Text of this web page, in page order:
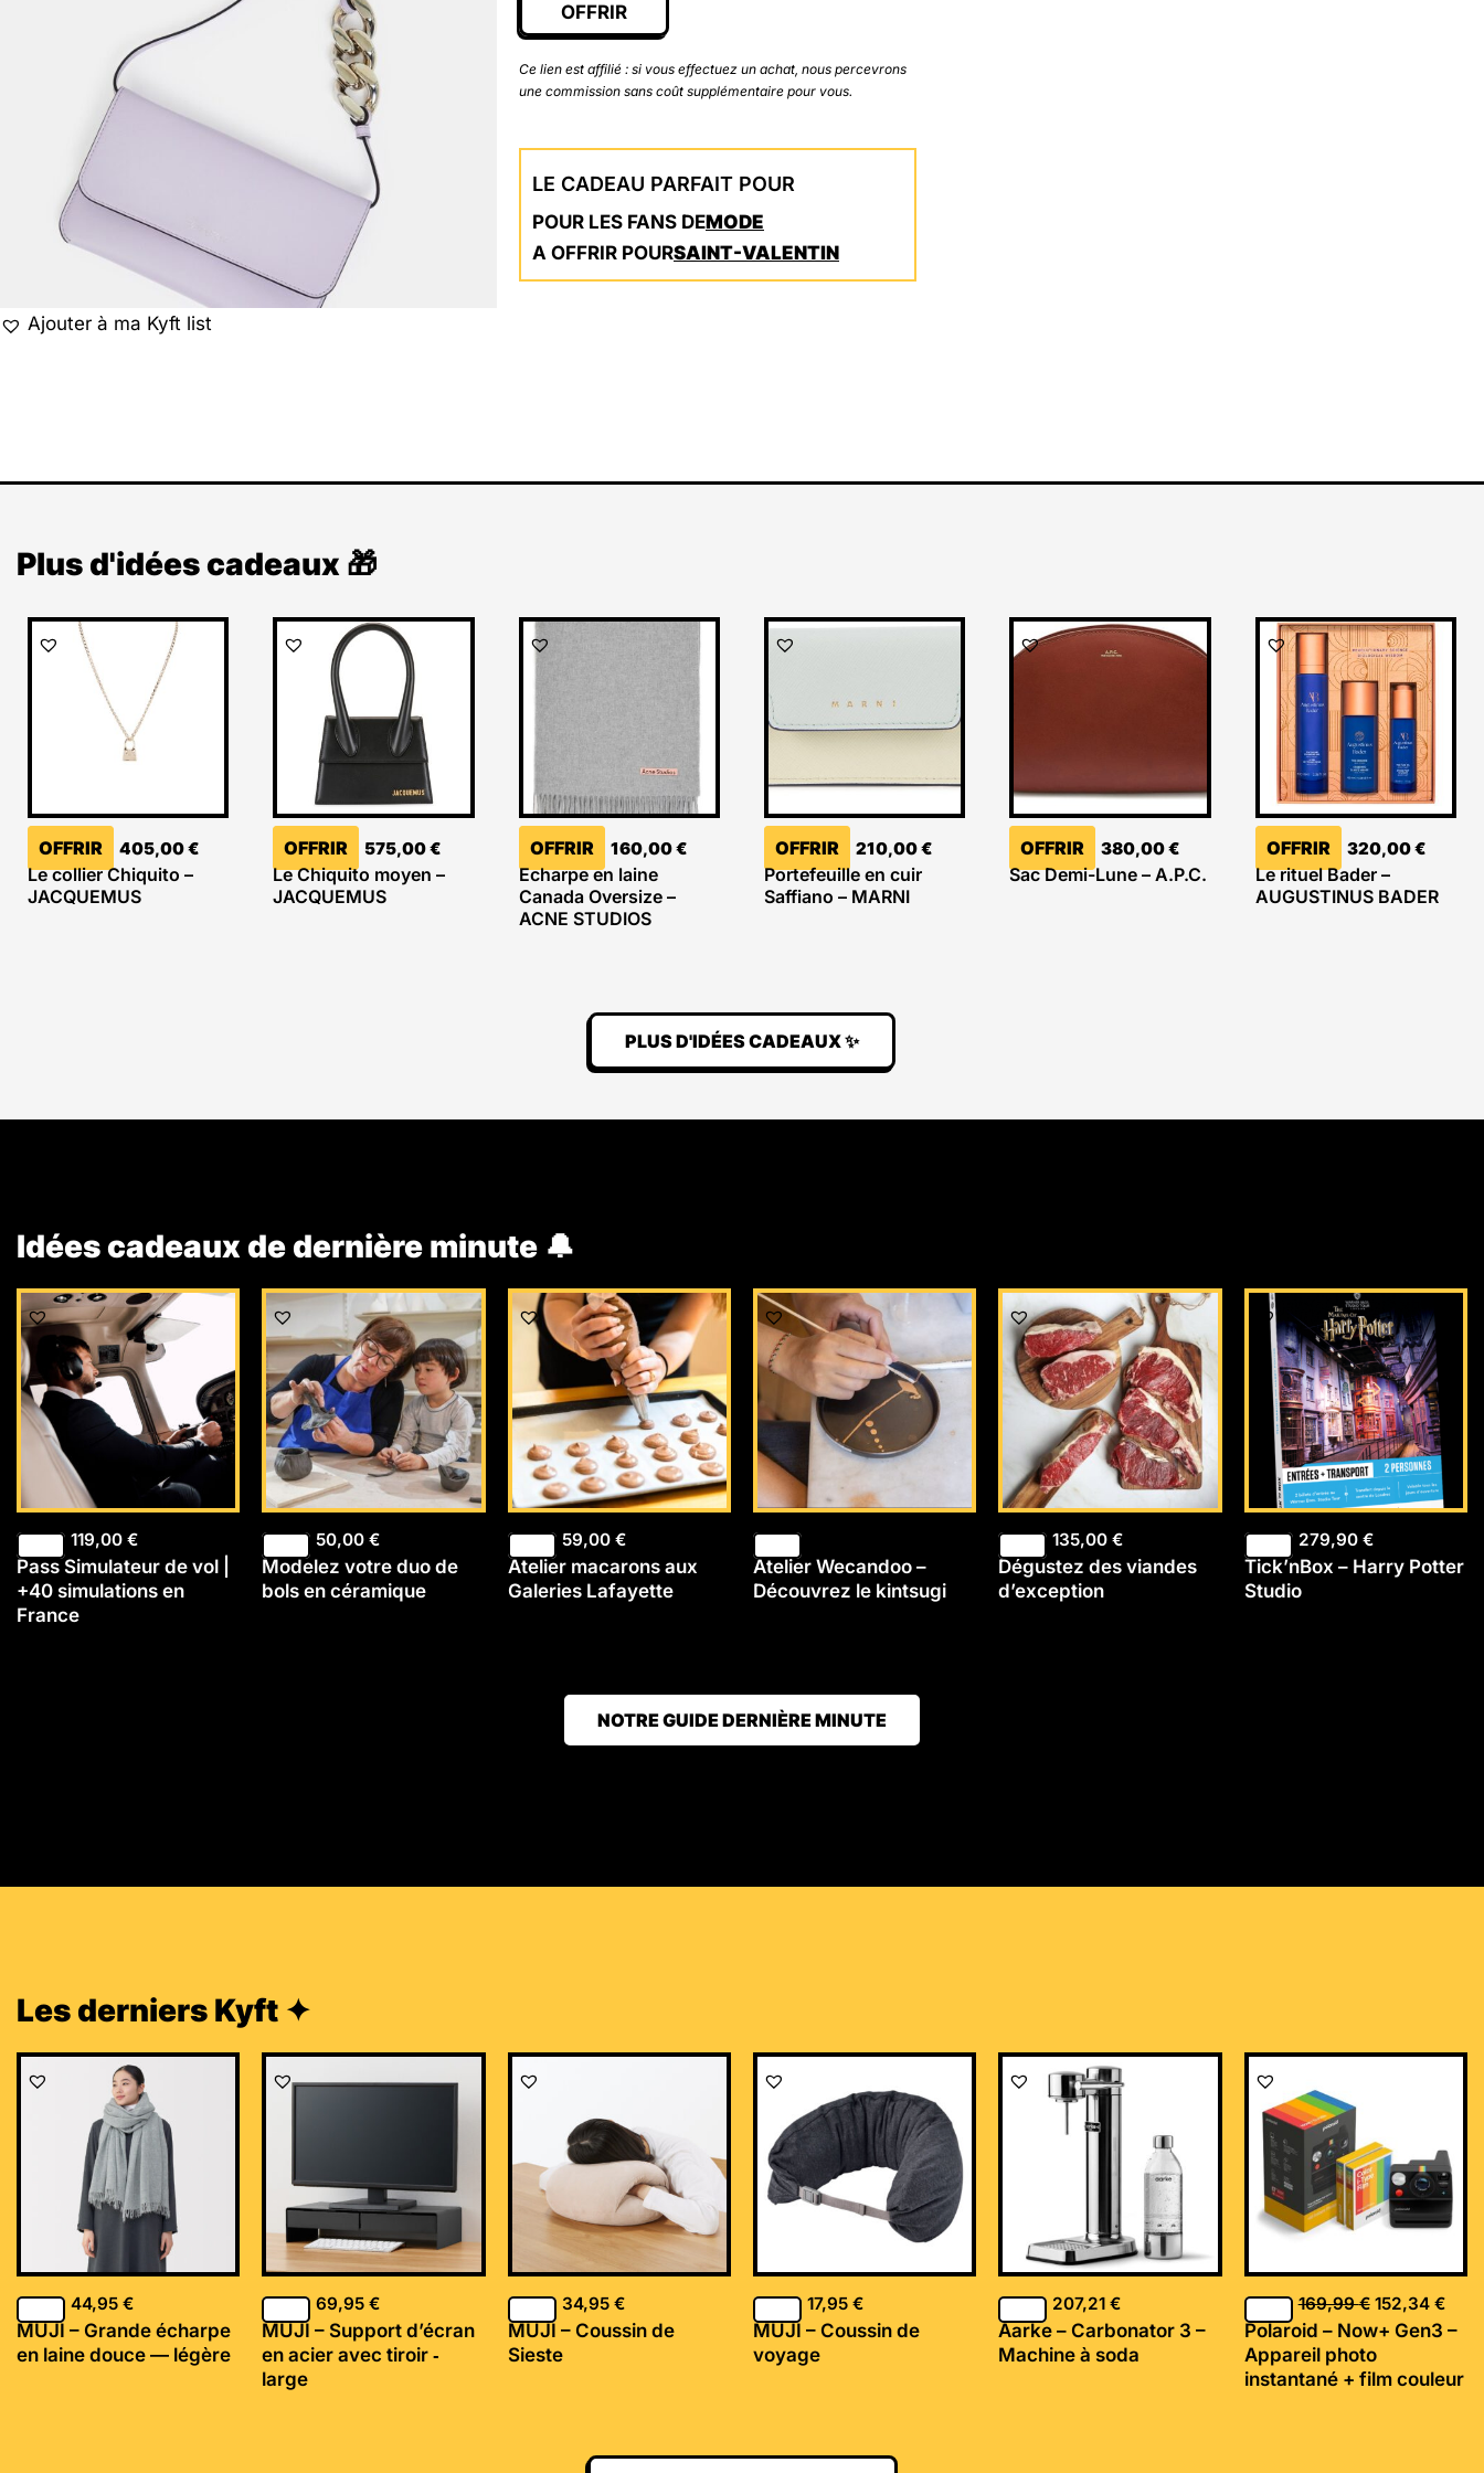
Ajouter à ma Kyft list
OFFRIR
Ce lien est affilié : si vous effectuez un achat, nous percevrons
une commission sans coût supplémentaire pour vous.
LE CADEAU PARFAIT POUR
POUR LES FANS DEMODE
A OFFRIR POURSAINT-VALENTIN
Plus d'idées cadeaux 🎁
OFFRIR 405,00€
Le collier Chiquito –
JACQUEMUS
OFFRIR 575,00€
Le Chiquito moyen –
JACQUEMUS
OFFRIR 160,00€
Echarpe en laine
Canada Oversize –
ACNE STUDIOS
OFFRIR 210,00€
Portefeuille en cuir
Saffiano – MARNI
OFFRIR 380,00€
Sac Demi-Lune – A.P.C.
OFFRIR 320,00€
Le rituel Bader –
AUGUSTINUS BADER
PLUS D'IDÉES CADEAUX ✨
Idées cadeaux de dernière minute 🔔
119,00 €
Pass Simulateur de vol |
+40 simulations en
France
50,00€
Modelez votre duo de
bols en céramique
59,00 €
Atelier macarons aux
Galeries Lafayette
Atelier Wecandoo –
Découvrez le kintsugi
135,00€
Dégustez des viandes
d’exception
279,90 €
Tick’nBox – Harry Potter
Studio
NOTRE GUIDE DERNIÈRE MINUTE
Les derniers Kyft ✦
44,95 €
MUJI – Grande écharpe
en laine douce — légère
69,95€
MUJI – Support d’écran
en acier avec tiroir ‐
large
34,95 €
MUJI – Coussin de
Sieste
17,95 €
MUJI – Coussin de
voyage
207,21€
Aarke – Carbonator 3 –
Machine à soda
169,99€
Le
169,99 €.
152,34 €
Le
Polaroid – Now+ Gen3 –
Appareil photo
instantané + film couleur